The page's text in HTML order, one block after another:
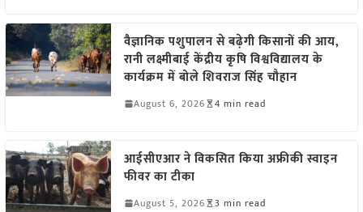
वैज्ञानिक पशुपालन से बढ़ेगी किसानों की आय,
रानी लक्ष्मीबाई केंद्रीय कृषि विश्वविद्यालय के
कार्यक्रम में बोले शिवराज सिंह चौहान
August 6, 2026 4 min read
आईसीएआर ने विकसित किया अफ्रीकी स्वाइन
फीवर का टीका
August 5, 2026 3 min read